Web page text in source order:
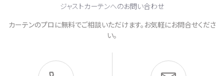
ジャストカーテンへのお問い合わせ
カーテンのプロに無料でご相談いただけます。お気軽にお問合せくださ
い。